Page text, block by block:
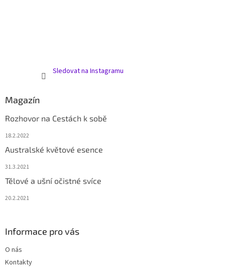
Sledovat na Instagramu
Magazín
Rozhovor na Cestách k sobě
18.2.2022
Australské květové esence
31.3.2021
Tělové a ušní očistné svíce
20.2.2021
Informace pro vás
O nás
Kontakty